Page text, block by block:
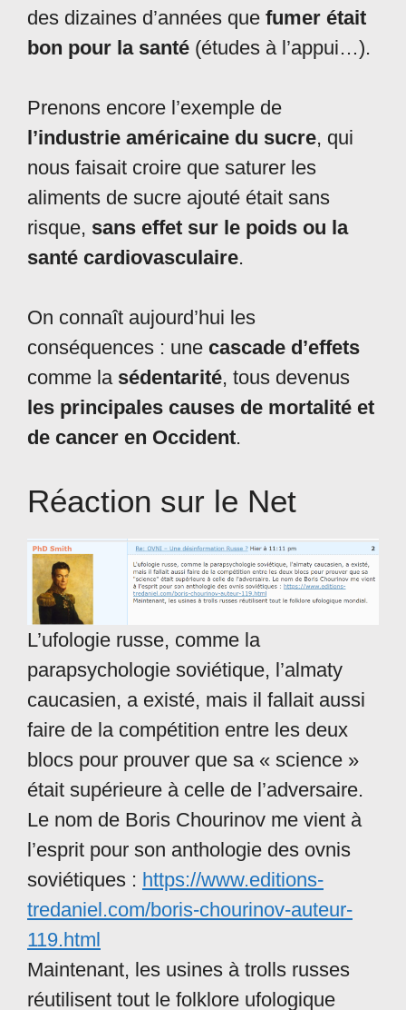
des dizaines d’années que fumer était
bon pour la santé (études à l’appui…).
Prenons encore l’exemple de
l’industrie américaine du sucre, qui
nous faisait croire que saturer les
aliments de sucre ajouté était sans
risque, sans effet sur le poids ou la
santé cardiovasculaire.
On connaît aujourd’hui les
conséquences : une cascade d’effets
comme la sédentarité, tous devenus
les principales causes de mortalité et
de cancer en Occident.
Réaction sur le Net
L’ufologie russe, comme la
parapsychologie soviétique, l’almaty
caucasien, a existé, mais il fallait aussi
faire de la compétition entre les deux
blocs pour prouver que sa « science »
était supérieure à celle de l’adversaire.
Le nom de Boris Chourinov me vient à
l’esprit pour son anthologie des ovnis
soviétiques : https://www.editions-
tredaniel.com/boris-chourinov-auteur-
119.html
Maintenant, les usines à trolls russes
réutilisent tout le folklore ufologique